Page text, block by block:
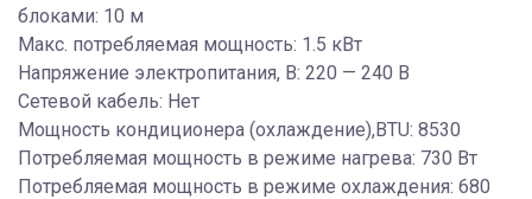
блоками: 10 м
Макс. потребляемая мощность: 1.5 кВт
Напряжение электропитания, В: 220 — 240 В
Сетевой кабель: Нет
Мощность кондиционера (охлаждение),BTU: 8530
Потребляемая мощность в режиме нагрева: 730 Вт
Потребляемая мощность в режиме охлаждения: 680